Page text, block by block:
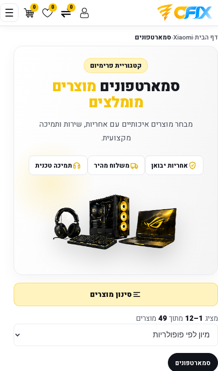
0 0 0
דף הבית‹
Xiaomi
‹סמארטפונים
קטגוריית פרימיום
סמארטפונים מוצרים
מומלצים
מבחר מוצרים איכותיים עם אחריות, שירות ותמיכה
מקצועית.
אחריות יבואן משלוח מהיר תמיכה טכנית
סינון מוצרים
מציג 1–12 מתוך49 מוצרים
סמארטפונים